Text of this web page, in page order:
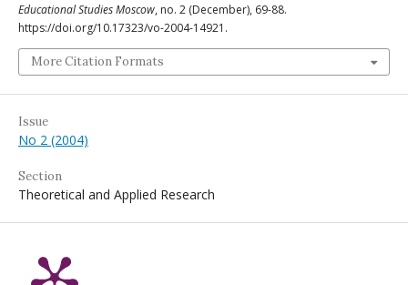
Educational Studies Moscow, no. 2 (December), 69-88.
https://doi.org/10.17323/vo-2004-14921.
More Citation Formats
Issue
No 2 (2004)
Section
Theoretical and Applied Research